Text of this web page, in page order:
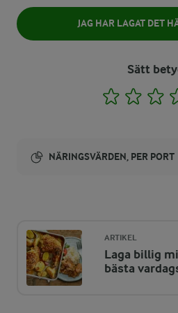
JAG HAR LAGAT DET
Sätt
1 2 3
NÄRINGSVÄRDEN, PER PORT
ENERGIDISTRIBUTION %
NÄRINGSVÄRDEN PER PORT
ARTIKEL
Laga billig
bästa